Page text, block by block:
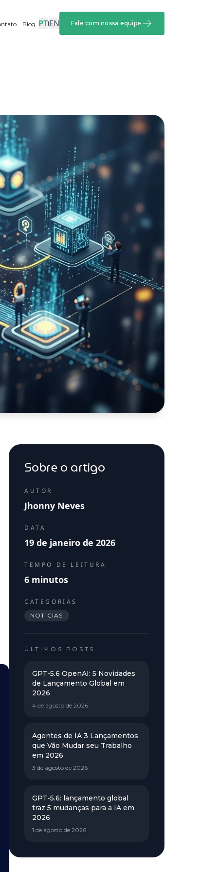
Blog PT|EN Fale com nossa equipe
Sobre o artigo
AUTOR
Jhonny Neves
DATA
19 de janeiro de 2026
TEMPO DE LEITURA
6 minutos
CATEGORIAS
NOTÍCIAS
ÚLTIMOS POSTS
GPT-5.6 OpenAI: 5 Novidades
de Lançamento Global em
2026
4 de agosto de 2026
Agentes de IA 3 Lançamentos
que Vão Mudar seu Trabalho
em 2026
3 de agosto de 2026
GPT-5.6: lançamento global
traz 5 mudanças para a IA em
2026
1 de agosto de 2026